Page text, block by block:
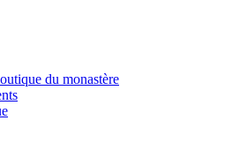
du monastère